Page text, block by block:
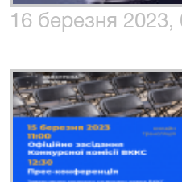
16 березня 2023,